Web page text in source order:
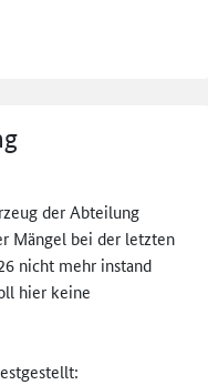
der Abteilung
Mängel bei der letzten
nicht mehr instand
hier keine